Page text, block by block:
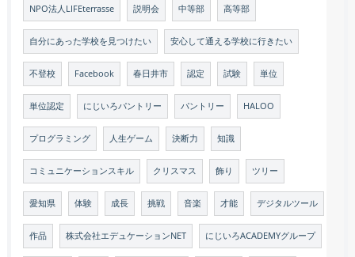
NPO法人LIFEterrasse 説明会 中等部 高等部
自分にあった学校を見つけたい 安心して通える学校に行きたい
不登校 Facebook 春日井市 認定 試験 単位
単位認定 にじいろパントリー パントリー HALOO
プログラミング 人生ゲーム 決断力 知識
コミュニケーションスキル クリスマス 飾り ツリー
愛知県 体験 成長 挑戦 音楽 才能 デジタルツール
作品 株式会社エデュケーションNET にじいろACADEMYグループ